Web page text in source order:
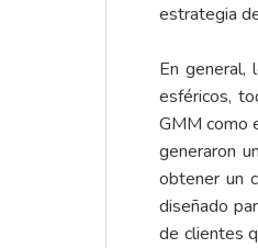
estrategia
En general,
esféricos,
GMM como
generaron
obtener un
diseñado
de clientes